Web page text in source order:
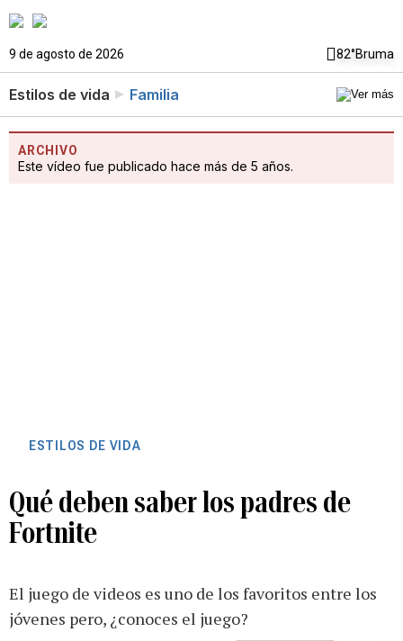
9 de agosto de 2026 82°Bruma
Estilos de vida Familia
ARCHIVO
Este vídeo fue publicado hace más de 5 años.
ESTILOS DE VIDA
Qué deben saber los padres de
Fortnite
El juego de videos es uno de los favoritos entre los
jóvenes pero, ¿conoces el juego?